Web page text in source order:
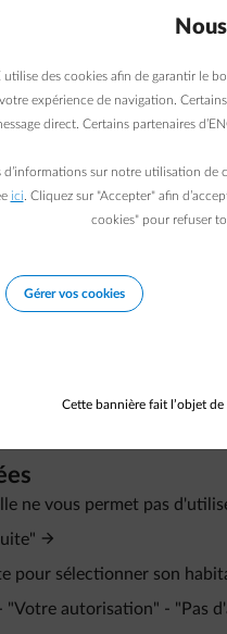
avec ENGIE n'est
sur le site web
Fluvius.
sur le site web de Fluvius ?
présent dans la
ne vous permet pas
pour sélectionner son
"Votre autorisation" - "Pas
utilise des cookies afin de garantir le
expérience de navigation.
direct. Certains partenaires
d’informations sur notre utilisation
ici . Cliquez sur "Accepter" afin
cookies" pour refuser
Gérer vos cookies
Cette bannière fait l’objet